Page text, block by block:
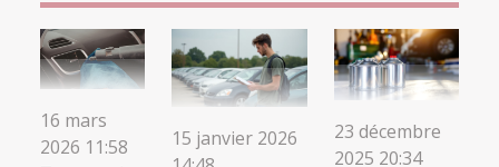
16 mars
2026 11:58
15 janvier 2026
23 décembre
2025 20:34